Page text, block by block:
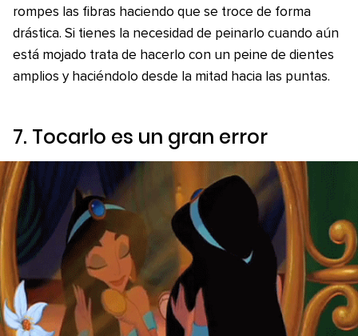
rompes las fibras haciendo que se troce de forma
drástica. Si tienes la necesidad de peinarlo cuando aún
está mojado trata de hacerlo con un peine de dientes
amplios y haciéndolo desde la mitad hacia las puntas.
7. Tocarlo es un gran error